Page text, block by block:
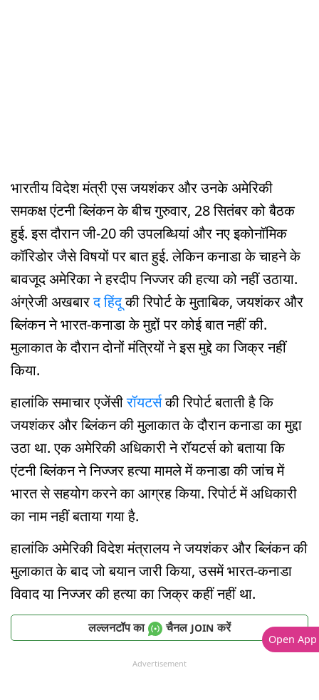
भारतीय विदेश मंत्री एस जयशंकर और उनके अमेरिकी
समकक्ष एंटनी ब्लिंकन के बीच गुरुवार, 28 सितंबर को बैठक
हुई. इस दौरान जी-20 की उपलब्धियां और नए इकोनॉमिक
कॉरिडोर जैसे विषयों पर बात हुई. लेकिन कनाडा के चाहने के
बावजूद अमेरिका ने हरदीप निज्जर की हत्या को नहीं उठाया.
अंग्रेजी अखबारद हिंदूकी रिपोर्ट के मुताबिक, जयशंकर और
ब्लिंकन ने भारत-कनाडा के मुद्दों पर कोई बात नहीं की.
मुलाकात के दौरान दोनों मंत्रियों ने इस मुद्दे का जिक्र नहीं
किया.
हालांकि समाचार एजेंसीरॉयटर्सकी रिपोर्ट बताती है कि
जयशंकर और ब्लिंकन की मुलाकात के दौरान कनाडा का मुद्दा
उठा था. एक अमेरिकी अधिकारी ने रॉयटर्स को बताया कि
एंटनी ब्लिंकन ने निज्जर हत्या मामले में कनाडा की जांच में
भारत से सहयोग करने का आग्रह किया. रिपोर्ट में अधिकारी
का नाम नहीं बताया गया है.
हालांकि अमेरिकी विदेश मंत्रालय ने जयशंकर और ब्लिंकन की
मुलाकात के बाद जो बयान जारी किया, उसमें भारत-कनाडा
विवाद या निज्जर की हत्या का जिक्र कहीं नहीं था.
लल्लनटॉप का चैनल JOIN करें
Advertisement
Open App